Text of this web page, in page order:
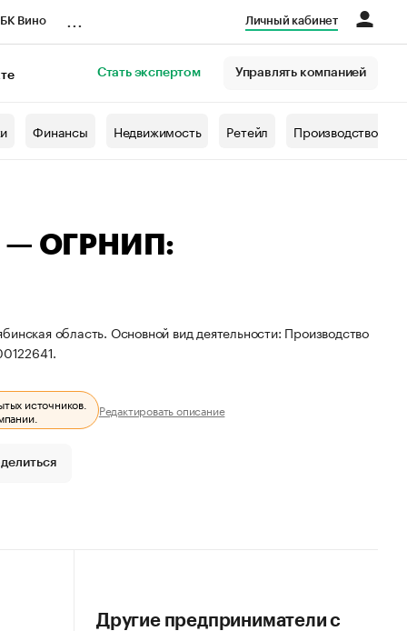
Вино Личный кабинет
Стать экспертом Управлять компанией
Финансы Недвижимость Ретейл Производство
— ОГРНИП:
область. Основной вид деятельности: Производство
источников.
Редактировать описание
Другие предприниматели с